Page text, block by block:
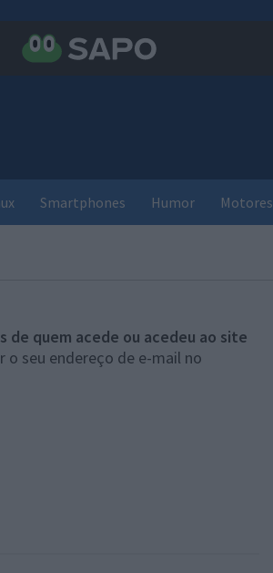
Smartphones Humor Motores
de quem acede ou acedeu ao site
o seu endereço de e-mail no